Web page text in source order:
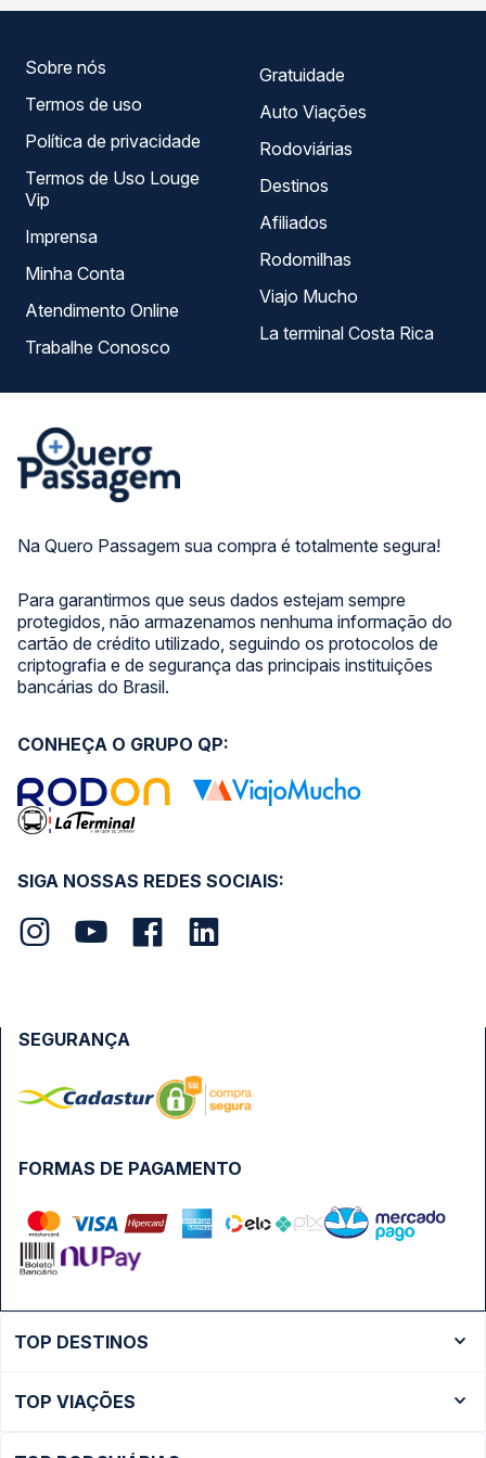
Na Quero Passagem sua compra é totalmente segura!
Para garantirmos que seus dados estejam sempre
protegidos, não armazenamos nenhuma informação do
cartão de crédito utilizado, seguindo os protocolos de
criptografia e de segurança das principais instituições
bancárias do Brasil.
Sobre nós
Termos de uso
Política de privacidade
Termos de Uso Louge
Vip
Imprensa
Minha Conta
Atendimento Online
Trabalhe Conosco
Gratuidade
Auto Viações
Rodoviárias
Destinos
Afiliados
Rodomilhas
Viajo Mucho
La terminal Costa Rica
SIGA NOSSAS REDES SOCIAIS:
CONHEÇA O GRUPO QP:
FORMAS DE PAGAMENTO
SEGURANÇA
TOP DESTINOS
Ônibus São Paulo
TOP VIAÇÕES